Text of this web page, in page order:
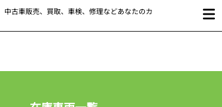
中古車販売、買取、車検、修理などあなたのカ